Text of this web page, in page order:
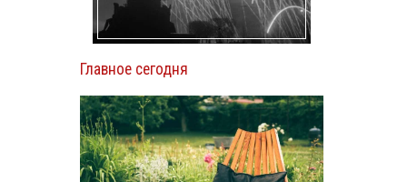
Главное сегодня